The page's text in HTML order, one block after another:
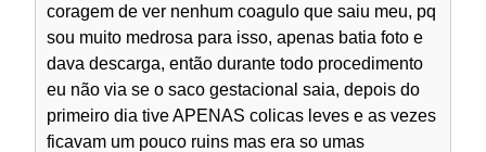
coragem de ver nenhum coagulo que saiu meu, pq
sou muito medrosa para isso, apenas batia foto e
dava descarga, então durante todo procedimento
eu não via se o saco gestacional saia, depois do
primeiro dia tive APENAS colicas leves e as vezes
ficavam um pouco ruins mas era so umas